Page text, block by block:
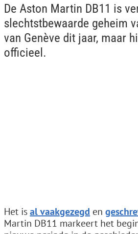
De Aston Martin DB11 is
slechtstbewaarde geheim
van Genève dit jaar, maar
officieel.
Het isal vaakgezegd en
Martin DB11 markeert het